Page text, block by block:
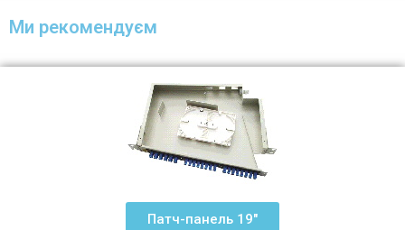
Ми рекомендуєм
Патч-панель 19"